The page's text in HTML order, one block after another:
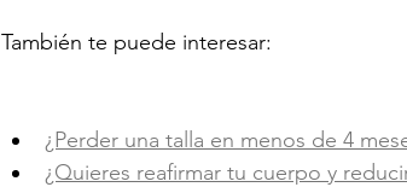
También te puede interesar:
¿Perder una talla en menos de 4
¿Quieres reafirmar tu cuerpo y